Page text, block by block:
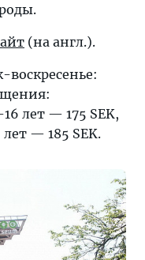
(на англ.).
лет — 175 SEK,
— 185 SEK.